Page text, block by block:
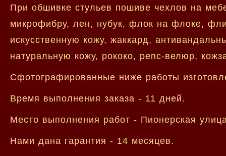
При обшивке стульев пошиве чехлов на
микрофибру, лен, нубук, флок на флоке,
искусственную кожу, жаккард,
натуральную кожу, рококо, репс-велюр,
Сфотографированные ниже работы
Время выполнения заказа - 11 дней.
Место выполнения работ - Пионерская
Нами дана гарантия - 14 месяцев.